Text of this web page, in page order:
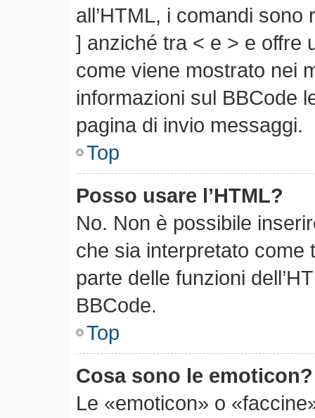
all’HTML, i comandi
] anziché tra < e > e offre
come viene mostrato nei
informazioni sul BBCode
pagina di invio messaggi.
Top
Posso usare l’HTML?
No. Non è possibile
che sia interpretato come
parte delle funzioni
BBCode.
Top
Cosa sono le emoticon?
Le «emoticon» o